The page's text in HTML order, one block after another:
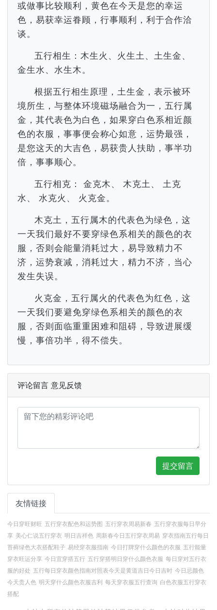
或做事比较顺利，黄色在今天是您的幸运
色，易获幸运眷顾，行事顺利，利于合作洽
谈。
五行相生：木生火、火生土、土生金、
金生水、水生木。
根据五行相生原理，土生金，表示被环
境所生，与整体环境磁场融合为一，五行属
金，其代表色为白色，如果穿白色系相近颜
色的衣服，事事便会称心如意，运势最强，
是您这天的大吉色，易获贵人扶助，事半功
倍，事事顺心。
五行相克： 金克木、 木克土、 土克
水、 水克火、 火克金。
木克土，五行属木的代表色为绿色，这
一天我们最好不要穿绿色系相关的颜色的衣
服，否则会能量消耗过大，易导致精力不
济，运势衰减，消耗过大，精力不济，当心
发生失误。
火克金，五行属火的代表色为红色，这
一天我们要避免穿绿色系相关的颜色的衣
服，否则面临重重困难和阻碍，导致进展缓
慢，事倍功半，得不偿失。
评论留言 意见反馈
提交留言
友情链接
今日穿旺财旺 五行穿衣配色和运势图 五行穿衣周易新春 五行穿衣服每日早分
享 美心仁说五行穿衣 明日吉祥色 周新春今日五行穿衣周易 穿衣指南五行每日
苔藓绿色大衣搭配鞋子 易经穿衣服指南 今日打牌穿什么颜色的衣服 五行能量
穿衣旺运分享 今日宜穿搭五行 五行穿搭明日穿什么颜色衣服 每日穿对五行衣
服的好处 五行每日穿衣颜色指南对照表今天是黄道吉日今日吉时 今日忌颜色
今天贵人色 明天穿什么颜色衣服吉利 每天穿衣服五行查询 白色衣服五行穿衣
搭配